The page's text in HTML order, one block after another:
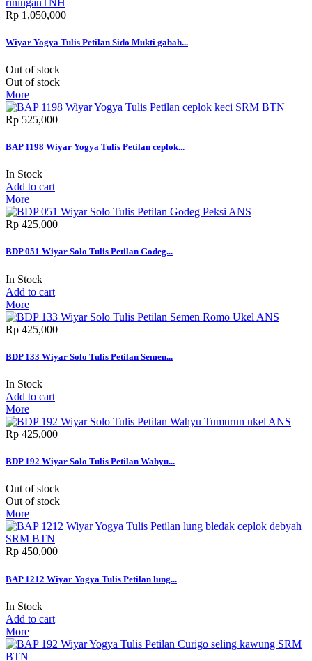
Rp‎ 1,050,000
Wiyar Yogya Tulis Petilan Sido Mukti gabah...
Out of stock
Out of stock
More
Rp‎ 525,000
BAP 1198 Wiyar Yogya Tulis Petilan ceplok...
In Stock
Add to cart
More
Rp‎ 425,000
BDP 051 Wiyar Solo Tulis Petilan Godeg...
In Stock
Add to cart
More
Rp‎ 425,000
BDP 133 Wiyar Solo Tulis Petilan Semen...
In Stock
Add to cart
More
Rp‎ 425,000
BDP 192 Wiyar Solo Tulis Petilan Wahyu...
Out of stock
Out of stock
More
Rp‎ 450,000
BAP 1212 Wiyar Yogya Tulis Petilan lung...
In Stock
Add to cart
More